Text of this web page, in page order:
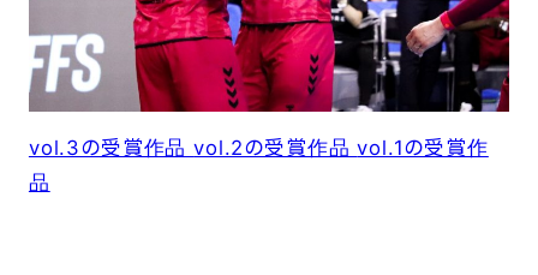
FAQ
vol.3の受賞作品vol.2の受賞作品vol.1の受賞作
品